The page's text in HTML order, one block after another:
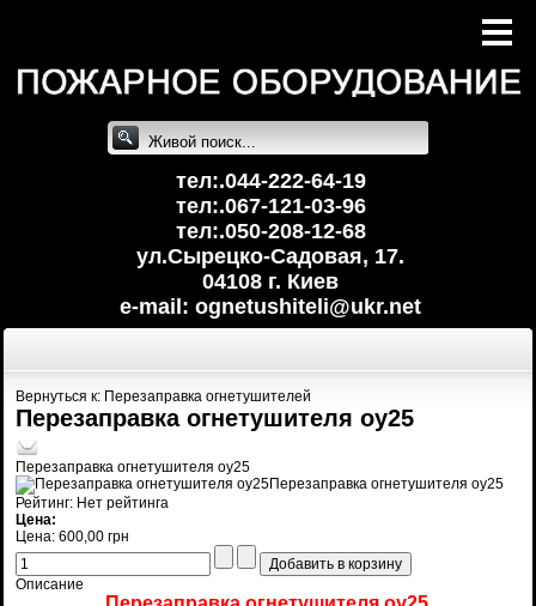
тел:.044-222-64-19
тел:.067-121-03-96
тел:.050-208-12-68
ул.Сырецко-Cадовая, 17.
04108 г. Киев
e-mail: ognetushiteli@ukr.net
Вернуться к: Перезаправка огнетушителей
Перезаправка огнетушителя оу25
Перезаправка огнетушителя оу25
Перезаправка огнетушителя оу25
Рейтинг: Нет рейтинга
Цена:
Цена: 600,00 грн
Описание